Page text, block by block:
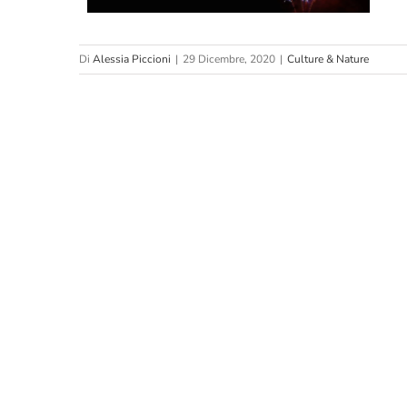
Di Alessia Piccioni | 29 Dicembre, 2020 | Culture & Nature